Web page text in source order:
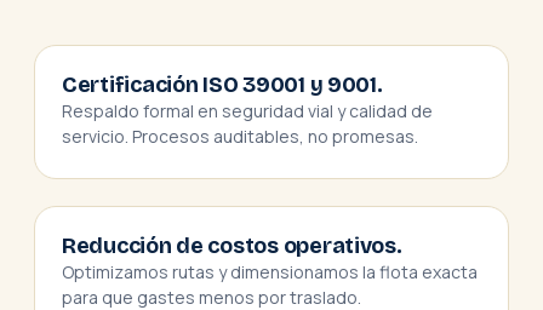
Certificación ISO 39001 y 9001.
Respaldo formal en seguridad vial y calidad de
servicio. Procesos auditables, no promesas.
Reducción de costos operativos.
Optimizamos rutas y dimensionamos la flota exacta
para que gastes menos por traslado.